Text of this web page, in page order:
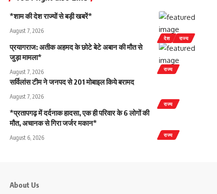
देश राज्य
*शाम की देश राज्यों से बड़ी खबरें*
August 7, 2026
राज्य
प्रयागराज: अतीक अहमद के छोटे बेटे अबान की मौत से
जुड़ा मामला*
August 7, 2026
राज्य
सर्विलांस टीम ने जनपद से 201 मोबाइल किये बरामद
August 7, 2026
राज्य
*प्रतापगढ़ में दर्दनाक हादसा, एक ही परिवार के 6 लोगों की
मौत, अचानक से गिरा जर्जर मकान*
August 6, 2026
About Us